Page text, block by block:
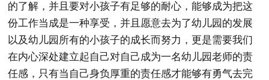
的了解，并且要对小孩子有足够的耐心，能够成为把这
份工作当成是一种享受，并且愿意去为了幼儿园的发展
以及幼儿园所有的小孩子的成长而努力，更是需要我们
在内心深处建立起自己对自己成为一名幼儿园老师的责
任感，只有当自己身负厚重的责任感才能够有勇气去完